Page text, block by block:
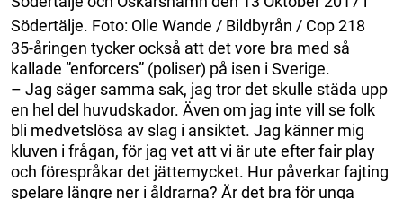
Södertälje. Foto: Olle Wande / Bildbyrån / Cop 218
35-åringen tycker också att det vore bra med så
kallade ”enforcers” (poliser) på isen i Sverige.
– Jag säger samma sak, jag tror det skulle städa upp
en hel del huvudskador. Även om jag inte vill se folk
bli medvetslösa av slag i ansiktet. Jag känner mig
kluven i frågan, för jag vet att vi är ute efter fair play
och förespråkar det jättemycket. Hur påverkar fajting
spelare längre ner i åldrarna? Är det bra för unga